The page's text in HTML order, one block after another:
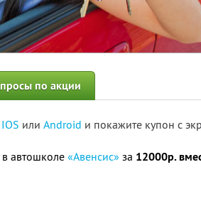
по акции
IOS или Android и покажите купон с
автошколе «Авенсис» за 12000р.